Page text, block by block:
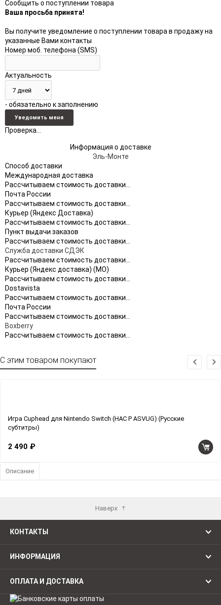
Сообщить о поступлении товара
Ваша просьба принята!
Вы получите уведомление о поступлении товара в продажу на
указанные Вами контакты
Номер моб. телефона (SMS)
Актуальность
- обязательно к заполнению
Проверка...
Информация о доставке
Эль-Монте
Способ доставки
Международная доставка
Рассчитываем стоимость доставки...
Почта России
Рассчитываем стоимость доставки...
Курьер (Яндекс Доставка)
Рассчитываем стоимость доставки...
Пункт выдачи заказов
Рассчитываем стоимость доставки...
Служба доставки СДЭК
Рассчитываем стоимость доставки...
Курьер (Яндекс доставка) (МО)
Рассчитываем стоимость доставки...
Dostavista
Рассчитываем стоимость доставки...
Почта России
Рассчитываем стоимость доставки...
Boxberry
Рассчитываем стоимость доставки...
С этим товаром покупают
Игра Cuphead для Nintendo Switch (HAC P ASVUG) (Русские
субтитры)
2 490 ₽
Описание
Наверх
КОНТАКТЫ
ИНФОРМАЦИЯ
ОПЛАТА И ДОСТАВКА